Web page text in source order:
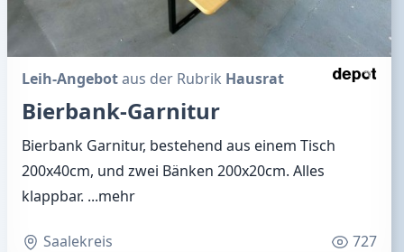
Leih-Angebotaus der Rubrik Hausrat
Bierbank-Garnitur
Bierbank Garnitur, bestehend aus einem Tisch
200x40cm, und zwei Bänken 200x20cm. Alles
klappbar. ...mehr
Saalekreis 727